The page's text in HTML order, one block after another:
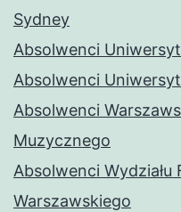
Sydney
Absolwenci
Absolwenci
Absolwenci
Muzycznego
Absolwenci
Warszawskiego